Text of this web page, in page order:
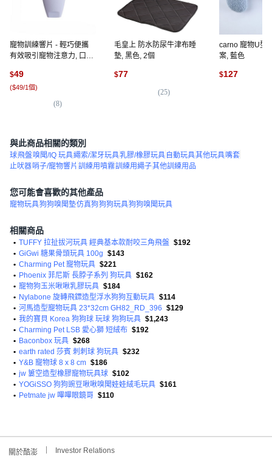
寵物訓練響片 - 輕巧便攜
有效吸引寵物注意力, 口哨
$49
($49/1個)
(8)
毛皇上 防水防尿牛津布睡
墊, 黑色, 2個
$77
(25)
carno 寵物U型
案, 藍色
$127
與此商品相關的類別
球飛盤嗅聞/IQ 玩具繩索/潔牙玩具乳膠/橡膠玩具 自動玩具其他玩具嘴套
止吠器哨子/寵物響片 訓練用噴霧訓練用繩子其他訓練用品
您可能會喜歡的其他產品
寵物玩具狗狗嗅聞墊仿真狗狗狗玩具狗狗嗅聞玩具
相關商品
• TUFFY 拉扯拔河玩具 經典基本款耐咬三角飛盤 $192
• GiGwi 糖果骨頭玩具 100g $143
• Charming Pet 寵物玩具 $221
• Phoenix 菲尼斯 長脖子系列 狗玩具 $162
• 寵物狗玉米啾啾乳膠玩具 $184
• Nylabone 旋轉飛鏢造型浮水狗狗互動玩具 $114
• 河馬造型寵物玩具 23*32cm GH82_RD_396 $129
• 我的寶貝 Korea 狗狗球 玩球 狗狗玩具 $1,243
• Charming Pet LSB 愛心獅 短絨布 $192
• Baconbox 玩具 $268
• earth rated 莎賓 刺刺球 狗玩具 $232
• Y&B 寵物球 8 x 8 cm $186
• jw 簍空造型橡膠寵物玩具球 $102
• YOGiSSO 狗狗豌豆啾啾嗅聞娃娃絨毛玩具 $161
• Petmate jw 嗶嗶眼鏡哥 $110
關於酷澎 Investor Relations